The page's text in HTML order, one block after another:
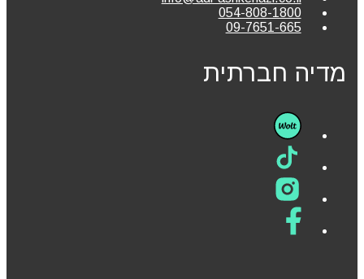
054-808-1800
09-7651-665
מדיה חברתית